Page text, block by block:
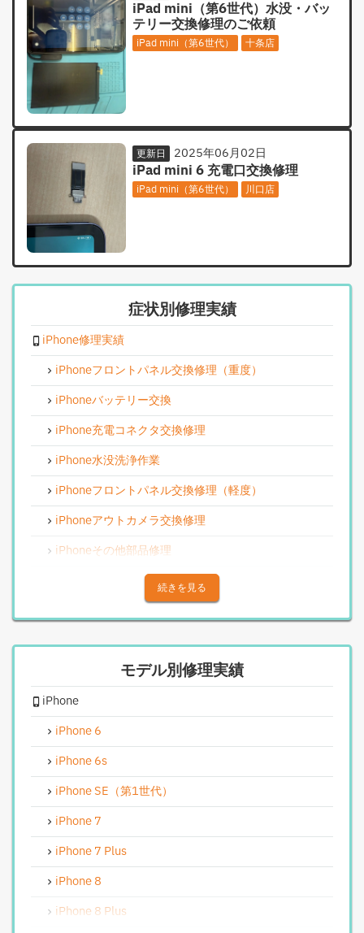
iPad mini（第6世代）水没・バッ
テリー交換修理のご依頼
iPad mini（第6世代） 十条店
更新日 2025年06月02日
iPad mini 6 充電口交換修理
iPad mini（第6世代） 川口店
症状別修理実績
iPhone修理実績
iPhoneフロントパネル交換修理（重度）
iPhoneバッテリー交換
iPhone充電コネクタ交換修理
iPhone水没洗浄作業
iPhoneフロントパネル交換修理（軽度）
iPhoneアウトカメラ交換修理
iPhoneその他部品修理
iPhoneアウトカメラレンズ交換修理
iPhoneスピーカー関連修理
iPhoneカメラレンズガラス交換修理
iPhoneインカメラ交換修理
iPhoneリンゴループ、システム復旧
iPhone基板破損修理（軽度）
iPhoneバイブレータ交換修理
Android修理実績
Androidフロントパネル交換修理
Androidバッテリー交換
Android水没洗浄作業
続きを見る
モデル別修理実績
iPhone
iPhone 6
iPhone 6s
iPhone SE（第1世代）
iPhone 7
iPhone 7 Plus
iPhone 8
iPhone 8 Plus